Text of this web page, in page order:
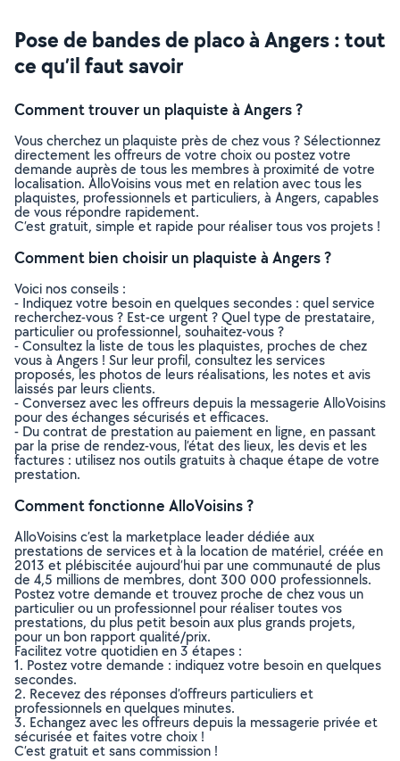
Pose de bandes de placo à Angers : tout
ce qu’il faut savoir
Comment trouver un plaquiste à Angers ?
Vous cherchez un plaquiste près de chez vous ? Sélectionnez
directement les offreurs de votre choix ou postez votre
demande auprès de tous les membres à proximité de votre
localisation. AlloVoisins vous met en relation avec tous les
plaquistes, professionnels et particuliers, à Angers, capables
de vous répondre rapidement.
C’est gratuit, simple et rapide pour réaliser tous vos projets !
Comment bien choisir un plaquiste à Angers ?
Voici nos conseils :
- Indiquez votre besoin en quelques secondes : quel service
recherchez-vous ? Est-ce urgent ? Quel type de prestataire,
particulier ou professionnel, souhaitez-vous ?
- Consultez la liste de tous les plaquistes, proches de chez
vous à Angers ! Sur leur profil, consultez les services
proposés, les photos de leurs réalisations, les notes et avis
laissés par leurs clients.
- Conversez avec les offreurs depuis la messagerie AlloVoisins
pour des échanges sécurisés et efficaces.
- Du contrat de prestation au paiement en ligne, en passant
par la prise de rendez-vous, l’état des lieux, les devis et les
factures : utilisez nos outils gratuits à chaque étape de votre
prestation.
Comment fonctionne AlloVoisins ?
AlloVoisins c’est la marketplace leader dédiée aux
prestations de services et à la location de matériel, créée en
2013 et plébiscitée aujourd’hui par une communauté de plus
de 4,5 millions de membres, dont 300 000 professionnels.
Postez votre demande et trouvez proche de chez vous un
particulier ou un professionnel pour réaliser toutes vos
prestations, du plus petit besoin aux plus grands projets,
pour un bon rapport qualité/prix.
Facilitez votre quotidien en 3 étapes :
1. Postez votre demande : indiquez votre besoin en quelques
secondes.
2. Recevez des réponses d’offreurs particuliers et
professionnels en quelques minutes.
3. Echangez avec les offreurs depuis la messagerie privée et
sécurisée et faites votre choix !
C’est gratuit et sans commission !